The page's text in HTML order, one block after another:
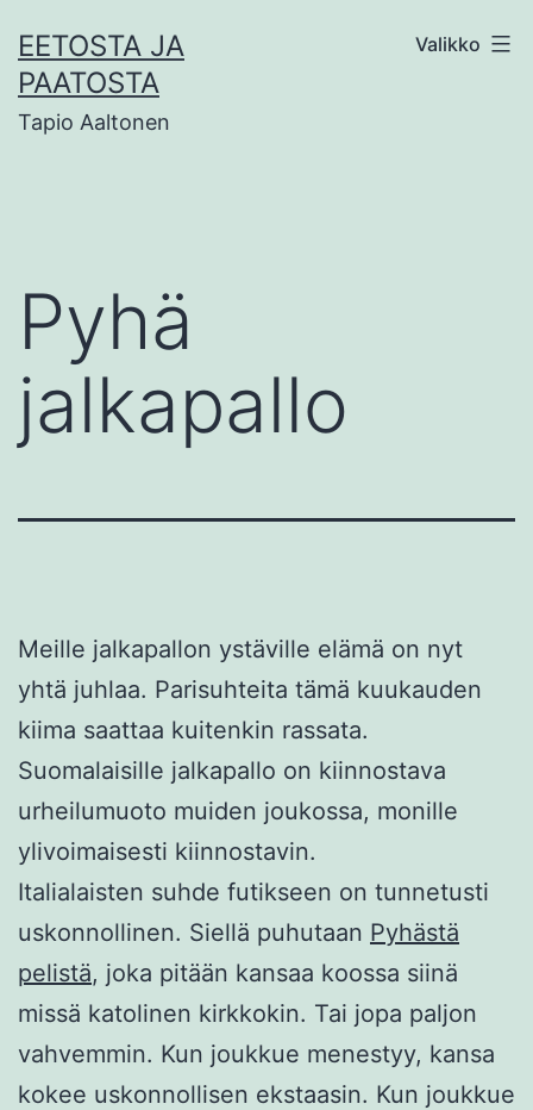
sisältöön
EETOSTA JA
PAATOSTA
Tapio Aaltonen
Valikko
Pyhä
jalkapallo
Meille jalkapallon ystäville elämä on nyt
yhtä juhlaa. Parisuhteita tämä kuukauden
kiima saattaa kuitenkin rassata.
Suomalaisille jalkapallo on kiinnostava
urheilumuoto muiden joukossa, monille
ylivoimaisesti kiinnostavin.
Italialaisten suhde futikseen on tunnetusti
uskonnollinen. Siellä puhutaan Pyhästä
pelistä, joka pitään kansaa koossa siinä
missä katolinen kirkkokin. Tai jopa paljon
vahvemmin. Kun joukkue menestyy, kansa
kokee uskonnollisen ekstaasin. Kun joukkue